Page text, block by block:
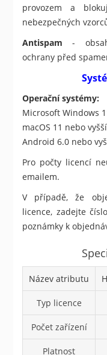
provozem a
nebezpečných
Antispam -
ochrany před
Operační systémy:
Microsoft Windows
macOS 11 nebo vyšší
Android 6.0 nebo
Pro počty licencí
emailem.
V případě, že
licence, zadejte
poznámky k
Název atributu
Typ licence
Počet zařízení
Platnost